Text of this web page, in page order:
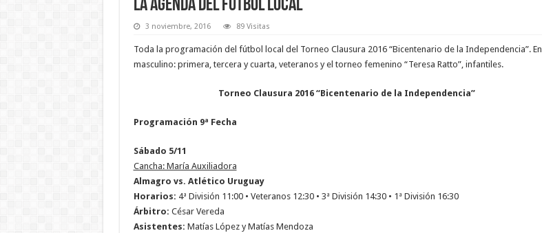
La agenda del fútbol local
3 noviembre, 2016 89 Visitas
Toda la programación del fútbol local del Torneo Clausura 2016 “Bicentenario de la Independencia”. En
masculino: primera, tercera y cuarta, veteranos y el torneo femenino “Teresa Ratto”, infantiles.
Torneo Clausura 2016 “Bicentenario de la Independencia”
Programación 9ª Fecha
Sábado 5/11
Cancha: María Auxiliadora
Almagro vs. Atlético Uruguay
Horarios: 4ª División 11:00 • Veteranos 12:30 • 3ª División 14:30 • 1ª División 16:30
Árbitro: César Vereda
Asistentes: Matías López y Matías Mendoza